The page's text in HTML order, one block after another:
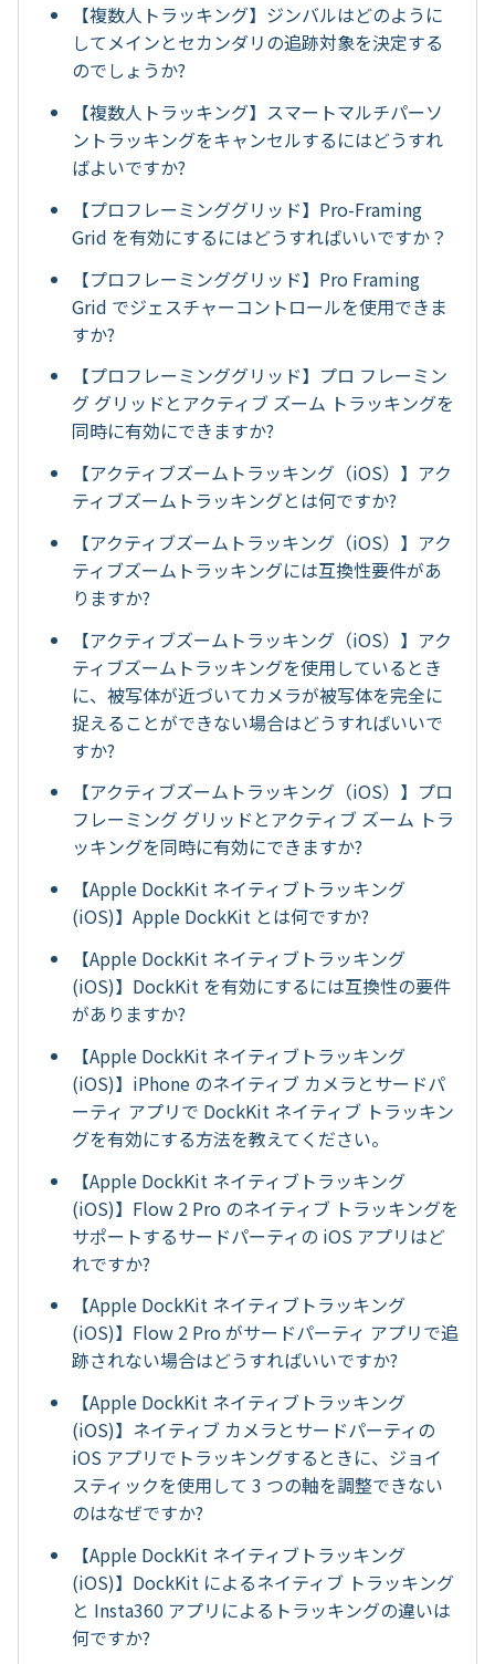
【複数人トラッキング】ジンバルはどのように
してメインとセカンダリの追跡対象を決定する
のでしょうか?
【複数人トラッキング】スマートマルチパーソ
ントラッキングをキャンセルするにはどうすれ
ばよいですか?
【プロフレーミンググリッド】Pro-Framing
Grid を有効にするにはどうすればいいですか？
【プロフレーミンググリッド】Pro Framing
Grid でジェスチャーコントロールを使用できま
すか?
【プロフレーミンググリッド】プロ フレーミン
グ グリッドとアクティブ ズーム トラッキングを
同時に有効にできますか?
【アクティブズームトラッキング（iOS）】アク
ティブズームトラッキングとは何ですか?
【アクティブズームトラッキング（iOS）】アク
ティブズームトラッキングには互換性要件があ
りますか?
【アクティブズームトラッキング（iOS）】アク
ティブズームトラッキングを使用しているとき
に、被写体が近づいてカメラが被写体を完全に
捉えることができない場合はどうすればいいで
すか?
【アクティブズームトラッキング（iOS）】プロ
フレーミング グリッドとアクティブ ズーム トラ
ッキングを同時に有効にできますか?
【Apple DockKit ネイティブトラッキング
(iOS)】Apple DockKit とは何ですか?
【Apple DockKit ネイティブトラッキング
(iOS)】DockKit を有効にするには互換性の要件
がありますか?
【Apple DockKit ネイティブトラッキング
(iOS)】iPhone のネイティブ カメラとサードパ
ーティ アプリで DockKit ネイティブ トラッキン
グを有効にする方法を教えてください。
【Apple DockKit ネイティブトラッキング
(iOS)】Flow 2 Pro のネイティブ トラッキングを
サポートするサードパーティの iOS アプリはど
れですか?
【Apple DockKit ネイティブトラッキング
(iOS)】Flow 2 Pro がサードパーティ アプリで追
跡されない場合はどうすればいいですか?
【Apple DockKit ネイティブトラッキング
(iOS)】ネイティブ カメラとサードパーティの
iOS アプリでトラッキングするときに、ジョイ
スティックを使用して 3 つの軸を調整できない
のはなぜですか?
【Apple DockKit ネイティブトラッキング
(iOS)】DockKit によるネイティブ トラッキング
と Insta360 アプリによるトラッキングの違いは
何ですか?